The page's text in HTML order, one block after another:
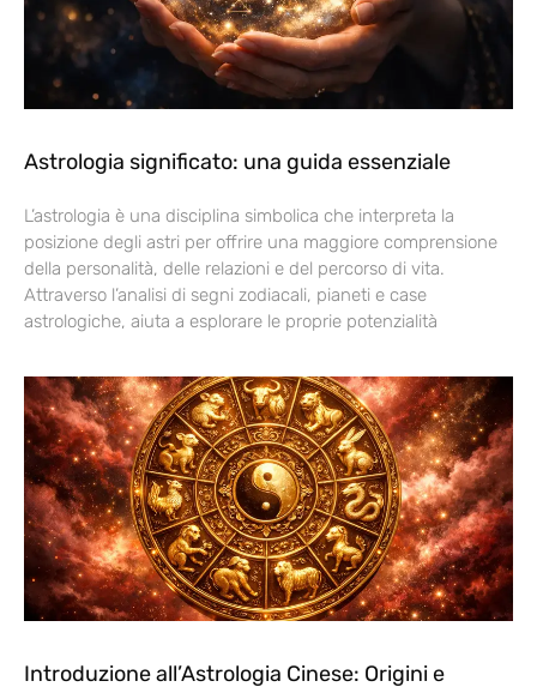
Astrologia significato: una guida essenziale
L’astrologia è una disciplina simbolica che interpreta la
posizione degli astri per offrire una maggiore comprensione
della personalità, delle relazioni e del percorso di vita.
Attraverso l’analisi di segni zodiacali, pianeti e case
astrologiche, aiuta a esplorare le proprie potenzialità
Introduzione all’Astrologia Cinese: Origini e